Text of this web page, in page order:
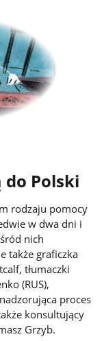
do Polski
rodzaju pomocy
w dwa dni i
nich
także graficzka
tłumaczki
(RUS),
proces
konsultujący
Grzyb.